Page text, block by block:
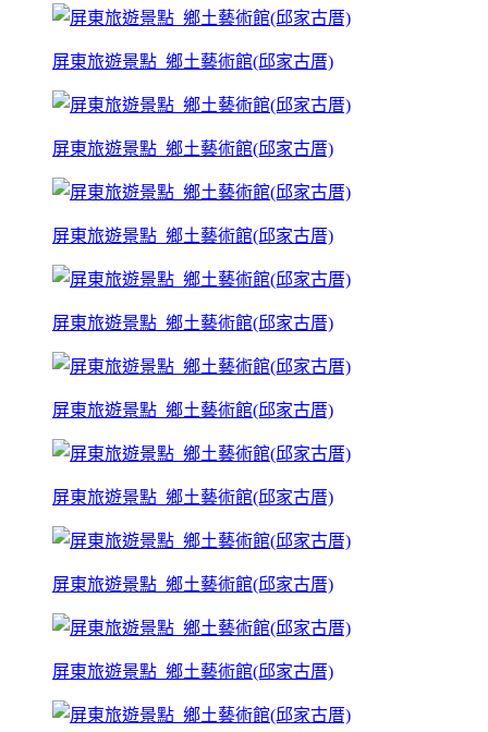
屏東旅遊景點_鄉土藝術館(邱家古厝)
屏東旅遊景點_鄉土藝術館(邱家古厝)
屏東旅遊景點_鄉土藝術館(邱家古厝)
屏東旅遊景點_鄉土藝術館(邱家古厝)
屏東旅遊景點_鄉土藝術館(邱家古厝)
屏東旅遊景點_鄉土藝術館(邱家古厝)
屏東旅遊景點_鄉土藝術館(邱家古厝)
屏東旅遊景點_鄉土藝術館(邱家古厝)